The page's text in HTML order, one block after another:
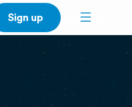
Sign up